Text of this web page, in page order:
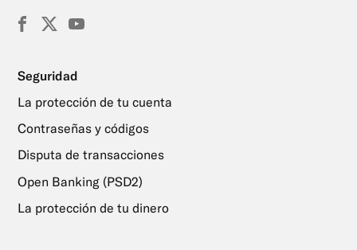
Facebook
X
YouTube
Seguridad
La protección de tu cuenta
Contraseñas y códigos
Disputa de transacciones
Open Banking (PSD2)
La protección de tu dinero